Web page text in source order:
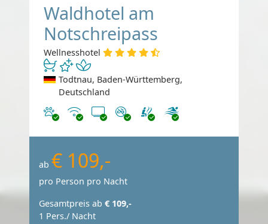
Waldhotel am
Notschreipass
Wellnesshotel
Todtnau, Baden-Württemberg,
Deutschland
Haustiere erlaubt
Internet
TV Nichtraucher
ab € 109,-
pro Person pro Nacht
Gesamtpreis ab € 109,-
1 Pers./ Nacht